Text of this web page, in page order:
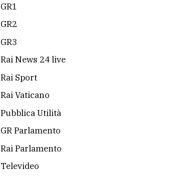
GR1
GR2
GR3
Rai News 24 live
Rai Sport
Rai Vaticano
Pubblica Utilità
GR Parlamento
Rai Parlamento
Televideo